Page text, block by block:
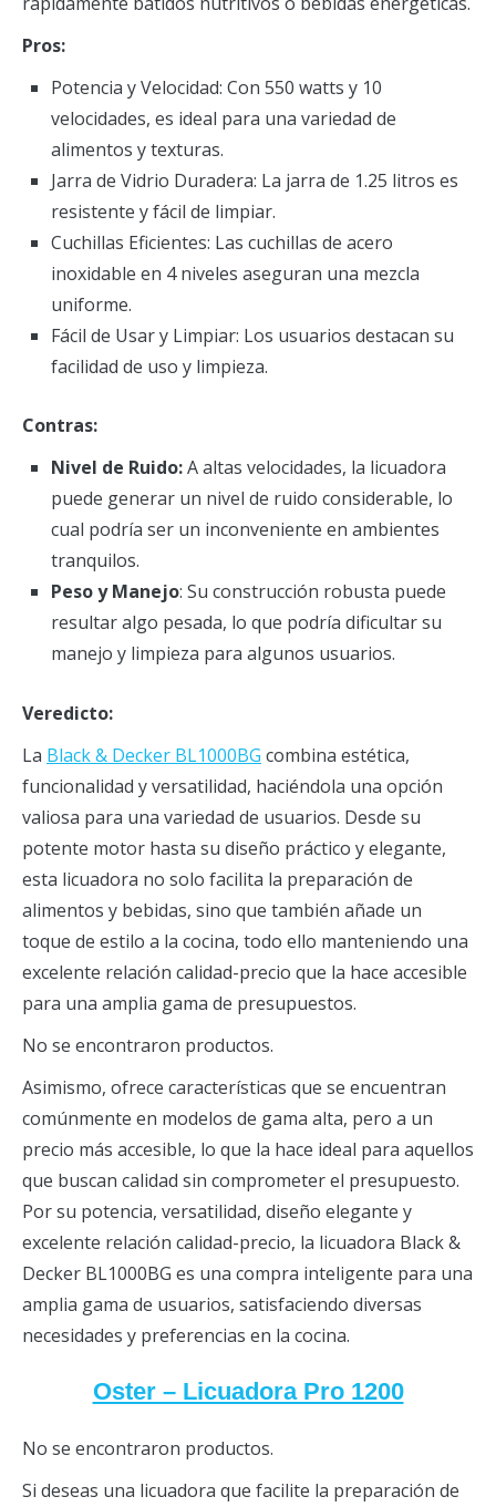
Pros:
Potencia y Velocidad: Con 550 watts y 10
velocidades, es ideal para una variedad de
alimentos y texturas.
Jarra de Vidrio Duradera: La jarra de 1.25 litros es
resistente y fácil de limpiar.
Cuchillas Eficientes: Las cuchillas de acero
inoxidable en 4 niveles aseguran una mezcla
uniforme.
Fácil de Usar y Limpiar: Los usuarios destacan su
facilidad de uso y limpieza.
Contras:
Nivel de Ruido:A altas velocidades, la licuadora
puede generar un nivel de ruido considerable, lo
cual podría ser un inconveniente en ambientes
tranquilos.
Peso y Manejo: Su construcción robusta puede
resultar algo pesada, lo que podría dificultar su
manejo y limpieza para algunos usuarios.
Veredicto:
La Black & Decker BL1000BG combina estética,
funcionalidad y versatilidad, haciéndola una opción
valiosa para una variedad de usuarios. Desde su
potente motor hasta su diseño práctico y elegante,
esta licuadora no solo facilita la preparación de
alimentos y bebidas, sino que también añade un
toque de estilo a la cocina, todo ello manteniendo una
excelente relación calidad-precio que la hace accesible
para una amplia gama de presupuestos.
No se encontraron productos.
Asimismo, ofrece características que se encuentran
comúnmente en modelos de gama alta, pero a un
precio más accesible, lo que la hace ideal para aquellos
que buscan calidad sin comprometer el presupuesto.
Por su potencia, versatilidad, diseño elegante y
excelente relación calidad-precio, la licuadora Black &
Decker BL1000BG es una compra inteligente para una
amplia gama de usuarios, satisfaciendo diversas
necesidades y preferencias en la cocina.
Oster – Licuadora Pro 1200
No se encontraron productos.
Si deseas una licuadora que facilite la preparación de